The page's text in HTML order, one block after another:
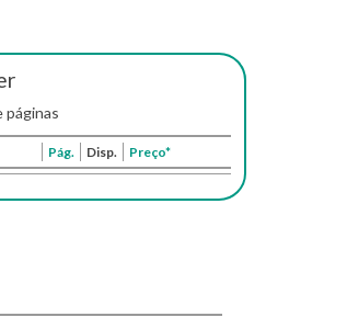
páginas
Pág. Disp. Preço*